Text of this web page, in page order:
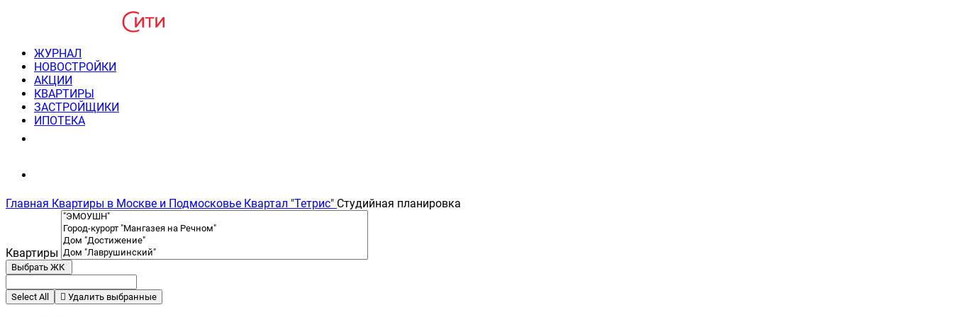
ЖУРНАЛ
НОВОСТРОЙКИ
АКЦИИ
КВАРТИРЫ
ЗАСТРОЙЩИКИ
ИПОТЕКА
Главная Квартиры в Москве и Подмосковье Квартал "Тетрис" Студийная планировка
Квартиры
Выбрать ЖК
Select All Удалить выбранные